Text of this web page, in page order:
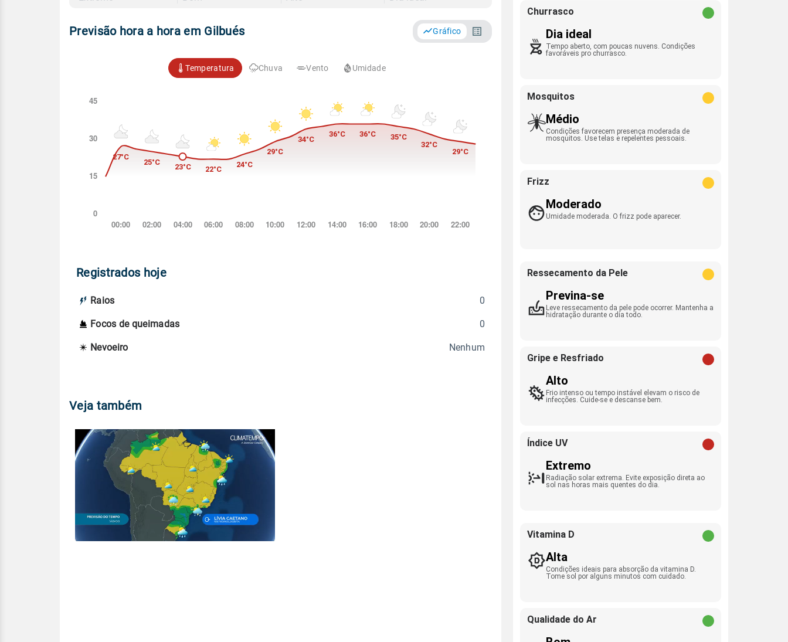
Previsão hora a hora em Gilbués Gráfico
Temperatura Chuva Vento Umidade
Registrados hoje
Raios 0
Focos de queimadas 0
Nevoeiro Nenhum
Veja também
Churrasco
Dia ideal
Tempo aberto, com poucas nuvens. Condições
favoráveis pro churrasco.
Mosquitos
Médio
Condições favorecem presença moderada de
mosquitos. Use telas e repelentes pessoais.
Frizz
Moderado
Umidade moderada. O frizz pode aparecer.
Ressecamento da Pele
Previna-se
Leve ressecamento da pele pode ocorrer. Mantenha a
hidratação durante o dia todo.
Gripe e Resfriado
Alto
Frio intenso ou tempo instável elevam o risco de
infecções. Cuide-se e descanse bem.
Índice UV
Extremo
Radiação solar extrema. Evite exposição direta ao
sol nas horas mais quentes do dia.
Vitamina D
Alta
Condições ideais para absorção da vitamina D.
Tome sol por alguns minutos com cuidado.
Qualidade do Ar